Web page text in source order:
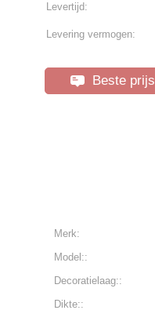
Levertijd:
Levering vermogen:
Beste prijs
Merk:
Model::
Decoratielaag::
Dikte::